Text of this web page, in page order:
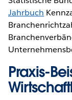
Jahrbuch
Praxis-